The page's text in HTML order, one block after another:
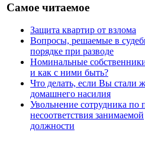
Самое читаемое
Защита квартир от взлома
Вопросы, решаемые в
порядке при разводе
Номинальные
и как с ними быть?
Что делать, если Вы стали
домашнего насилия
Увольнение сотрудника по
несоответствия занимаемой
должности